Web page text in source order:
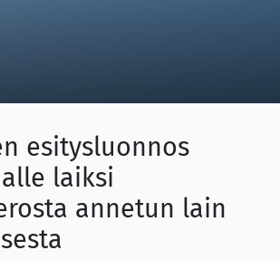
esitysluonnos
laiksi
annetun lain